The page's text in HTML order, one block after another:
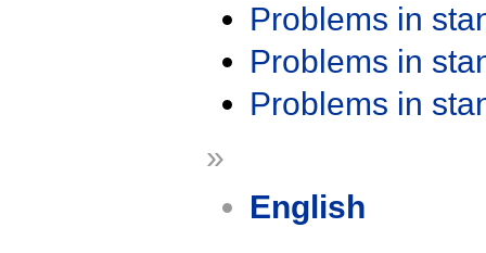
Problems in
Problems in
Problems in
»
English